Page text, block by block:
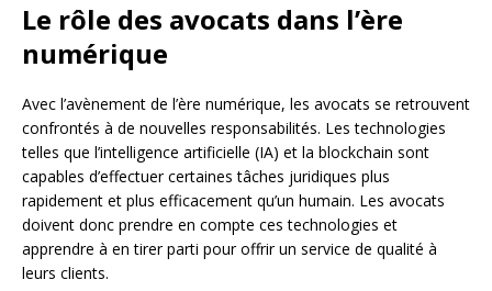
Le rôle des avocats dans l’ère
numérique
Avec l’avènement de l’ère numérique, les avocats se retrouvent
confrontés à de nouvelles responsabilités. Les technologies
telles que l’intelligence artificielle (IA) et la blockchain sont
capables d’effectuer certaines tâches juridiques plus
rapidement et plus efficacement qu’un humain. Les avocats
doivent donc prendre en compte ces technologies et
apprendre à en tirer parti pour offrir un service de qualité à
leurs clients.